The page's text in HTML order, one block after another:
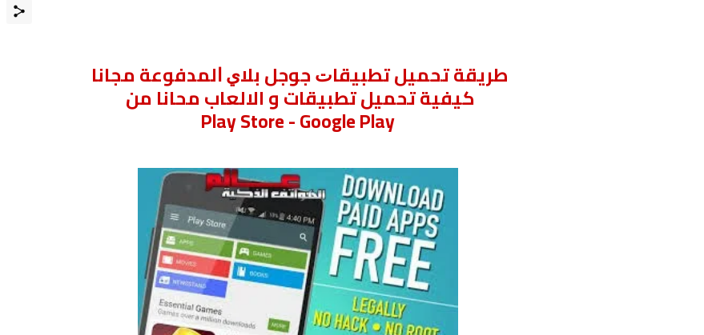
ﻃﺮﻳﻘﺔ ﺗﺤﻤﻴﻞ ﺗﻄﺒﻴﻘﺎﺕ ﺟﻮﺟﻞ ﺑﻼﻱ ﺍﻟﻤﺪﻓﻮﻋﺔ ﻣﺠﺎﻧﺎ
كيفية تحميل تطبيقات و الالعاب محانا من
Play Store - Google Play